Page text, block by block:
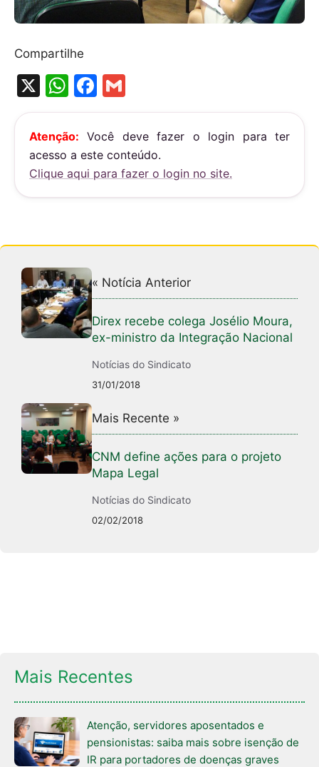
Compartilhe
X
W
h
at
s
A
p
F
a
c
e
b
o
k
m
ai
l
Atenção: Você deve fazer o login para ter
acesso a este conteúdo.
Clique aqui para fazer o login no site.
« Notícia Anterior
Direx recebe colega Josélio Moura,
ex-ministro da Integração Nacional
Notícias do Sindicato
31/01/2018
Mais Recente »
CNM define ações para o projeto
Mapa Legal
Notícias do Sindicato
02/02/2018
Mais Recentes
Atenção, servidores aposentados e
pensionistas: saiba mais sobre isenção de
IR para portadores de doenças graves